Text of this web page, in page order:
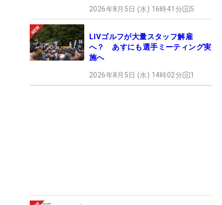
2026年8月5日 (水) 16時41分 5
LIVゴルフが大量スタッフ解雇
へ？ あすにも選手ミーティング実
施へ
2026年8月5日 (水) 14時02分 1